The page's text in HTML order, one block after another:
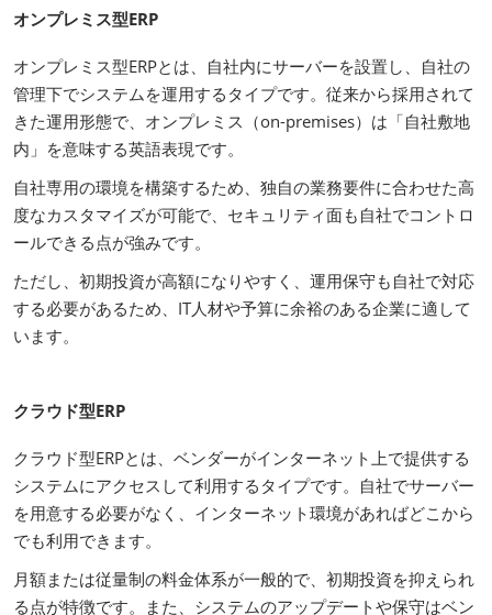
オンプレミス型ERP
オンプレミス型ERPとは、自社内にサーバーを設置し、自社の
管理下でシステムを運用するタイプです。従来から採用されて
きた運用形態で、オンプレミス（on-premises）は「自社敷地
内」を意味する英語表現です。
自社専用の環境を構築するため、独自の業務要件に合わせた高
度なカスタマイズが可能で、セキュリティ面も自社でコントロ
ールできる点が強みです。
ただし、初期投資が高額になりやすく、運用保守も自社で対応
する必要があるため、IT人材や予算に余裕のある企業に適して
います。
クラウド型ERP
クラウド型ERPとは、ベンダーがインターネット上で提供する
システムにアクセスして利用するタイプです。自社でサーバー
を用意する必要がなく、インターネット環境があればどこから
でも利用できます。
月額または従量制の料金体系が一般的で、初期投資を抑えられ
る点が特徴です。また、システムのアップデートや保守はベン